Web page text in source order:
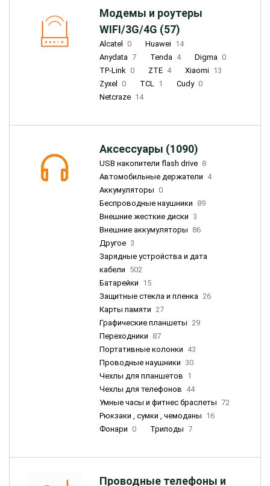
Модемы и роутеры
WIFI/3G/4G (57)
Alcatel 0 Huawei 14
Anydata 7 Tenda 4 Digma 0
TP-Link 0 ZTE 4 Xiaomi 13
Zyxel
0 TCL 1 Cudy 0
Netcraze 14
Аксессуары (1090)
USB накопители flash drive 8
Автомобильные держатели 4
Аккумуляторы 0
Беспроводные наушники 89
Внешние жесткие диски 3
Внешние аккумуляторы 86
Другое 3
Зарядные устройства и дата
кабели 502
Батарейки 15
Защитные стекла и пленка 26
Карты памяти 27
Графические планшеты 29
Переходники 87
Портативные колонки 43
Проводные наушники 30
Чехлы для планшетов 1
Чехлы для телефонов 44
Умные часы и фитнес браслеты 72
Рюкзаки , сумки , чемоданы 16
Фонари 0 Триподы 7
Проводные телефоны и